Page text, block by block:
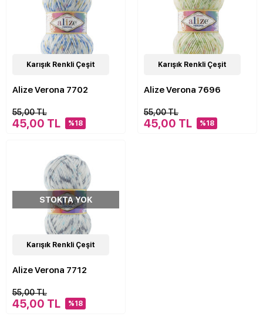
24Çeşit
Karışık Renkli Çeşit
Alize Verona 7702
55,00 TL
45,00 TL %18
22Çeşit
Karışık Renkli Çeşit
Alize Verona 7696
55,00 TL
45,00 TL %18
24Çeşit
STOKTA YOK
Karışık Renkli Çeşit
Alize Verona 7712
55,00 TL
45,00 TL %18